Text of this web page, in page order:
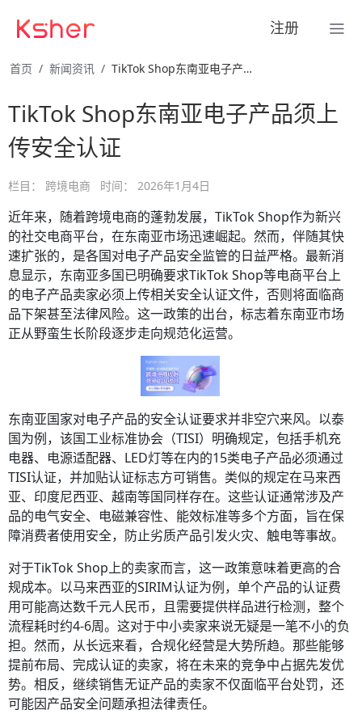
注册
首页 新闻资讯 TikTok Shop东南亚电子产品须上传安全认证
TikTok Shop东南亚电子产品须上
传安全认证
栏目： 跨境电商 时间： 2026年1月4日
近年来，随着跨境电商的蓬勃发展，TikTok Shop作为新兴
的社交电商平台，在东南亚市场迅速崛起。然而，伴随其快
速扩张的，是各国对电子产品安全监管的日益严格。最新消
息显示，东南亚多国已明确要求TikTok Shop等电商平台上
的电子产品卖家必须上传相关安全认证文件，否则将面临商
品下架甚至法律风险。这一政策的出台，标志着东南亚市场
正从野蛮生长阶段逐步走向规范化运营。
东南亚国家对电子产品的安全认证要求并非空穴来风。以泰
国为例，该国工业标准协会（TISI）明确规定，包括手机充
电器、电源适配器、LED灯等在内的15类电子产品必须通过
TISI认证，并加贴认证标志方可销售。类似的规定在马来西
亚、印度尼西亚、越南等国同样存在。这些认证通常涉及产
品的电气安全、电磁兼容性、能效标准等多个方面，旨在保
障消费者使用安全，防止劣质产品引发火灾、触电等事故。
对于TikTok Shop上的卖家而言，这一政策意味着更高的合
规成本。以马来西亚的SIRIM认证为例，单个产品的认证费
用可能高达数千元人民币，且需要提供样品进行检测，整个
流程耗时约4-6周。这对于中小卖家来说无疑是一笔不小的负
担。然而，从长远来看，合规化经营是大势所趋。那些能够
提前布局、完成认证的卖家，将在未来的竞争中占据先发优
势。相反，继续销售无证产品的卖家不仅面临平台处罚，还
可能因产品安全问题承担法律责任。